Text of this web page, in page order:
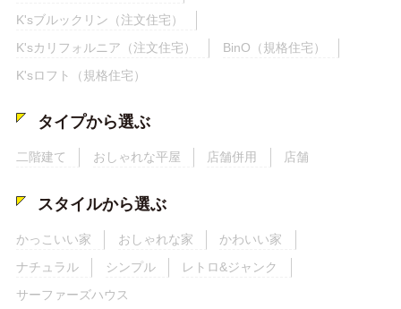
K'sブルックリン（注文住宅）
K'sカリフォルニア（注文住宅）
BinO（規格住宅）
K'sロフト（規格住宅）
タイプから選ぶ
二階建て おしゃれな平屋 店舗併用 店舗
スタイルから選ぶ
かっこいい家 おしゃれな家
かわいい家
ナチュラル
シンプル
レトロ&ジャンク
サーファーズハウス